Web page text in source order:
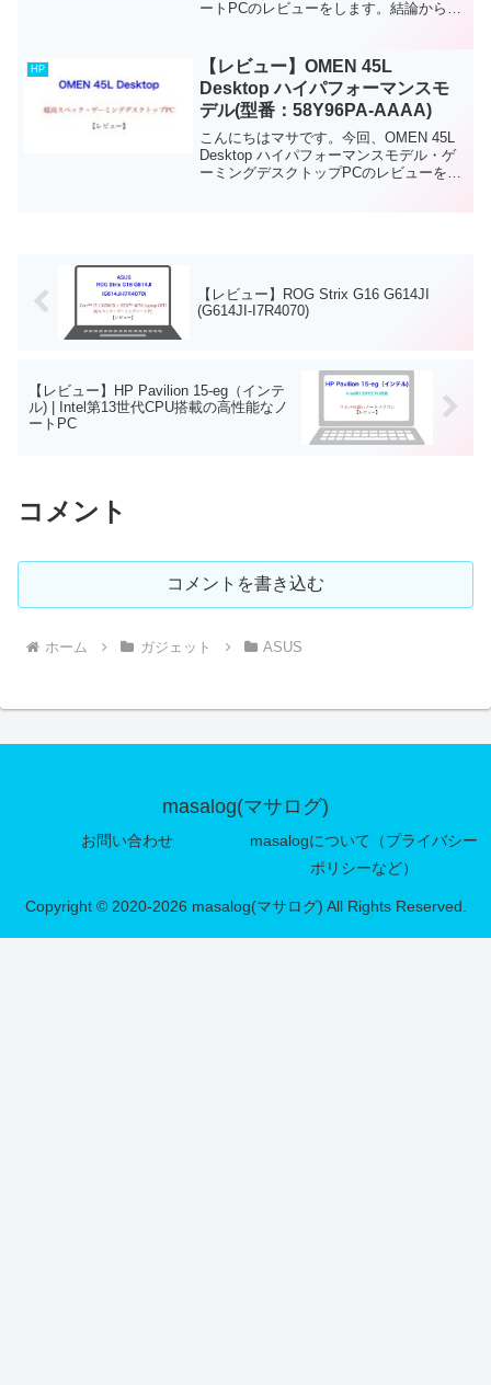
ートPCのレビューをします。結論からお
PCです。16インチ・4K有機...
HP
【レビュー】OMEN 45L
Desktop ハイパフォーマンスモ
デル(型番：58Y96PA-AAAA)
こんにちはマサです。今回、OMEN 45L
Desktop ハイパフォーマンスモデル・ゲ
ーミングデスクトップPCのレビューをし
【レビュー】ROG Strix G16 G614JI
(G614JI-I7R4070)
【レビュー】HP Pavilion 15-eg（インテ
ル) | Intel第13世代CPU搭載の高性能なノ
ートPC
コメント
コメントを書き込む
ホーム ガジェット ASUS
masalog(マサログ)
お問い合わせ
masalogについて（プライバシー
ポリシーなど）
Copyright © 2020-2026 masalog(マサログ) All Rights Reserved.